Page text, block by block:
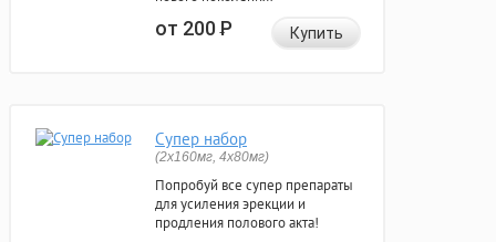
от 200Р Купить
Супер набор
(2х160мг, 4х80мг)
Попробуй все супер препараты
для усиления эрекции и
продления полового акта!